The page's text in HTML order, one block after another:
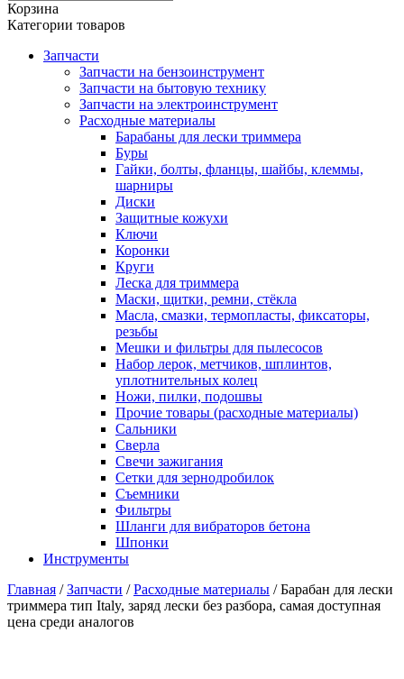
Корзина
Категории товаров
Запчасти
Запчасти на бензоинструмент
Запчасти на бытовую технику
Запчасти на электроинструмент
Расходные материалы
Барабаны для лески триммера
Буры
Гайки, болты, фланцы, шайбы, клеммы,
шарниры
Диски
Защитные кожухи
Ключи
Коронки
Круги
Леска для триммера
Маски, щитки, ремни, стёкла
Масла, смазки, термопласты, фиксаторы,
резьбы
Мешки и фильтры для пылесосов
Набор лерок, метчиков, шплинтов,
уплотнительных колец
Ножи, пилки, подошвы
Прочие товары (расходные материалы)
Сальники
Сверла
Свечи зажигания
Сетки для зернодробилок
Съемники
Фильтры
Шланги для вибраторов бетона
Шпонки
Инструменты
Главная /Запчасти /Расходные материалы / Барабан для лески
триммера тип Italy, заряд лески без разбора, самая доступная
цена среди аналогов